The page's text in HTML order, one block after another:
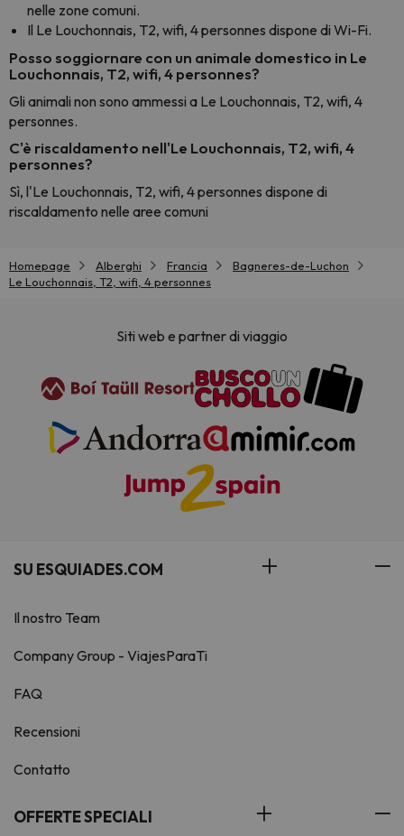
nelle zone comuni.
Il Le Louchonnais, T2, wifi, 4 personnes dispone di Wi-Fi.
Posso soggiornare con un animale domestico in Le
Louchonnais, T2, wifi, 4 personnes?
Gli animali non sono ammessi a Le Louchonnais, T2, wifi, 4
personnes.
C'è riscaldamento nell'Le Louchonnais, T2, wifi, 4
personnes?
Sì, l'Le Louchonnais, T2, wifi, 4 personnes dispone di
riscaldamento nelle aree comuni
Homepage Alberghi Francia
Bagneres-de-Luchon
Le Louchonnais, T2, wifi, 4 personnes
Siti web e partner di viaggio
SU ESQUIADES.COM
Il nostro Team
Company Group - ViajesParaTi
FAQ
Recensioni
Contatto
OFFERTE SPECIALI